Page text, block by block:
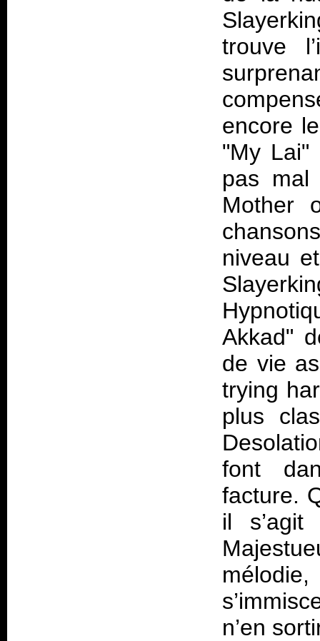
trouve
encore
"My Lai"
pas
Mother
niveau
Akkad"
de vie
trying
plus
font
facture.
il s’agit
n’en